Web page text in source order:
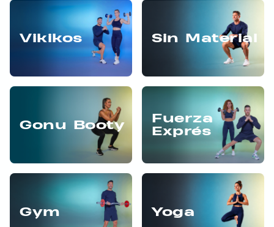
Vikikos Sin Material
Gonu Booty
Fuerza
Exprés
Gym Yoga